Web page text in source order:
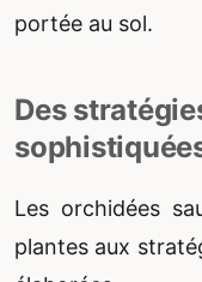
portée au sol.
Des
Les orchidées
plantes aux